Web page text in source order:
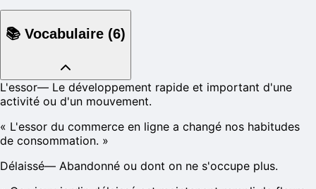
📚 Vocabulaire (6)
L'essor— Le développement rapide et important d'une
activité ou d'un mouvement.
« L'essor du commerce en ligne a changé nos habitudes
de consommation. »
Délaissé— Abandonné ou dont on ne s'occupe plus.